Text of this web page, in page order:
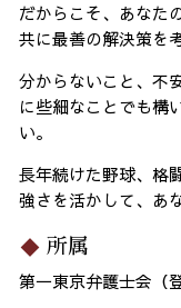
だからこそ、あなた
共に最善の解決策を
分からないこと、不
に些細なことでも構
い。
長年続けた野球、格
強さを活かして、あ
所属
第一東京弁護士会（